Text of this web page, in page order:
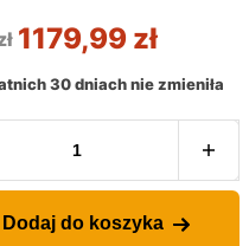
1179,99 zł
30 dniach nie zmieniła
Dodaj do koszyka